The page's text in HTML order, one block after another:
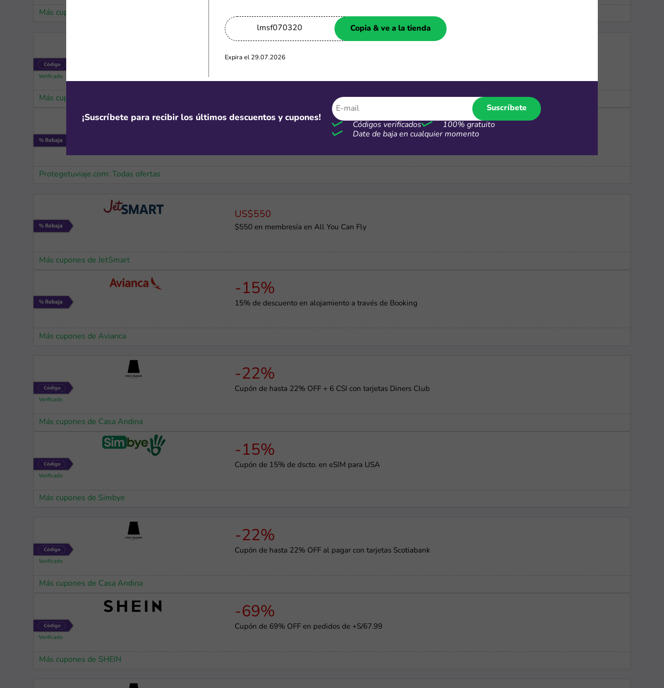
Más cupones de Simbye
-25%
Más cupones de Casa Andina
Protegetuviaje.com: Todas ofertas
US$550
$550 en membresía en All You Can Fly
Más cupones de JetSmart
-15%
15% de descuento en alojamiento a través de Booking
Más cupones de Avianca
-22%
Cupón de hasta 22% OFF + 6 CSI con tarjetas Diners Club
Más cupones de Casa Andina
-15%
Cupón de 15% de dscto. en eSIM para USA
Más cupones de Simbye
-22%
Cupón de hasta 22% OFF al pagar con tarjetas Scotiabank
Más cupones de Casa Andina
-69%
Cupón de 69% OFF en pedidos de +S/67.99
Más cupones de SHEIN
lmsf070320 Copia & ve a la tienda
Expira el 29.07.2026
¡Suscríbete para recibir los últimos descuentos y cupones!
Suscríbete
Códigos verificados
100% gratuito
Date de baja en cualquier momento